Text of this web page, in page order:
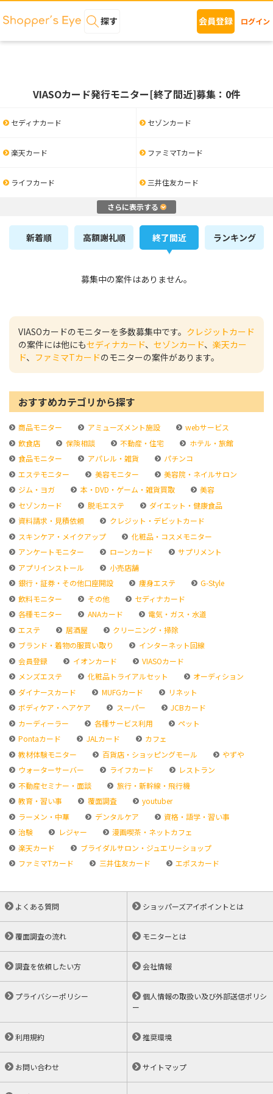
探す 会員登録 ログイン
VIASOカード発行モニター[終了間近]募集：0件
セディナカード セゾンカード
楽天カード ファミマTカード
ライフカード 三井住友カード
さらに表示する
新着順 高額謝礼順 終了間近 ランキング
募集中の案件はありません。
VIASOカードのモニターを多数募集中です。 クレジットカード
の案件には他にもセディナカード、 セゾンカード、 楽天カー
ド、 ファミマTカードのモニターの案件があります。
おすすめカテゴリから探す
商品モニター アミューズメント施設
webサービス
飲食店
保険相談 不動産・住宅
ホテル・旅館
食品モニター
アパレル・雑貨
パチンコ
エステモニター
美容モニター
美容院・ネイルサロン
ジム・ヨガ
本・DVD・ゲーム・雑貨買取
美容
セゾンカード
脱毛エステ
ダイエット・健康食品
資料請求・見積依頼
クレジット・デビットカード
スキンケア・メイクアップ
化粧品・コスメモニター
アンケートモニター
ローンカード
サプリメント
アプリインストール
小売店舗
銀行・証券・その他口座開設
痩身エステ
G-Style
飲料モニター
その他
セディナカード
各種モニター
ANAカード
電気・ガス・水道
エステ
居酒屋
クリーニング・掃除
ブランド・着物の服買い取り
インターネット回線
会員登録
イオンカード
VIASOカード
メンズエステ
化粧品トライアルセット
オーディション
ダイナースカード
MUFGカード
リネット
ボディケア・ヘアケア
スーパー
JCBカード
カーディーラー
各種サービス利用
ペット
Pontaカード
JALカード
カフェ
教材体験モニター
百貨店・ショッピングモール
やずや
ウォーターサーバー
ライフカード
レストラン
不動産セミナー・面談
旅行・新幹線・飛行機
教育・習い事
覆面調査
youtuber
ラーメン・中華
デンタルケア
資格・語学・習い事
治験
レジャー
漫画喫茶・ネットカフェ
楽天カード
ブライダルサロン・ジュエリーショップ
ファミマTカード
三井住友カード エポスカード
よくある質問 ショッパーズアイポイントとは
覆面調査の流れ モニターとは
調査を依頼したい方 会社情報
プライバシーポリシー
個人情報の取扱い及び外部送信ポリシ
ー
利用規約 推奨環境
お問い合わせ サイトマップ